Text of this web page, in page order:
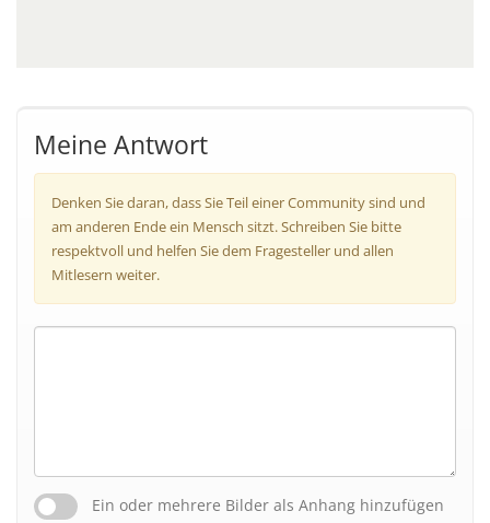
Meine Antwort
Denken Sie daran, dass Sie Teil einer Community sind und
am anderen Ende ein Mensch sitzt. Schreiben Sie bitte
respektvoll und helfen Sie dem Fragesteller und allen
Mitlesern weiter.
Ein oder mehrere Bilder als Anhang hinzufügen